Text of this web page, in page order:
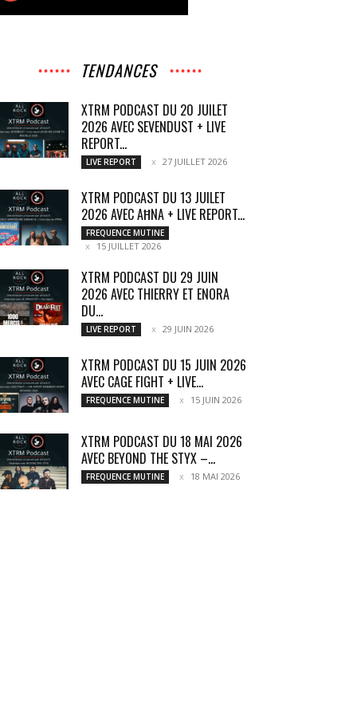
TENDANCES
XTRM PODCAST DU 20 JUILET
2026 AVEC SEVENDUST + LIVE
REPORT...
LIVE REPORT 27 JUILLET 2026
XTRM PODCAST DU 13 JUILET
2026 AVEC AĦNA + LIVE REPORT...
FREQUENCE MUTINE
15 JUILLET 2026
XTRM PODCAST DU 29 JUIN
2026 AVEC THIERRY ET ENORA
DU...
LIVE REPORT 29 JUIN 2026
XTRM PODCAST DU 15 JUIN 2026
AVEC CAGE FIGHT + LIVE...
FREQUENCE MUTINE 15 JUIN 2026
XTRM PODCAST DU 18 MAI 2026
AVEC BEYOND THE STYX –...
FREQUENCE MUTINE 18 MAI 2026